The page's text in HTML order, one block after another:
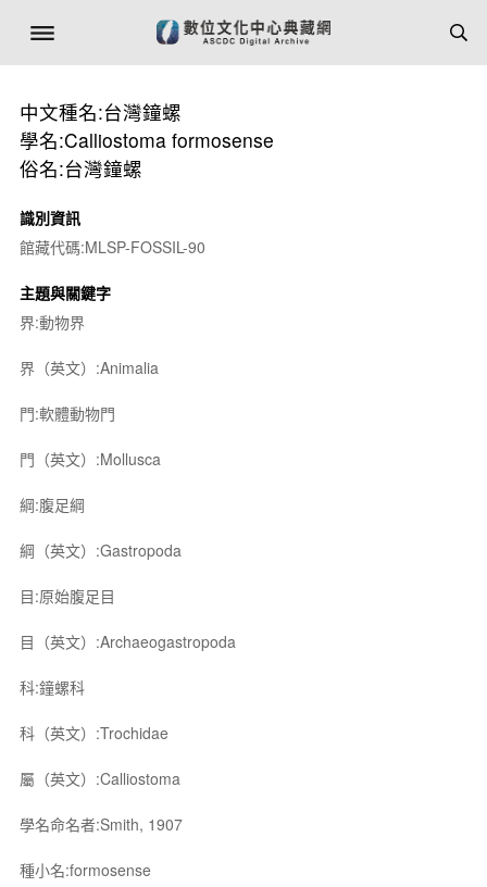
中文種名:台灣鐘螺
學名:Calliostoma formosense
俗名:台灣鐘螺
識別資訊
館藏代碼:MLSP-FOSSIL-90
主題與關鍵字
界:動物界
界（英文）:Animalia
門:軟體動物門
門（英文）:Mollusca
綱:腹足綱
綱（英文）:Gastropoda
目:原始腹足目
目（英文）:Archaeogastropoda
科:鐘螺科
科（英文）:Trochidae
屬（英文）:Calliostoma
學名命名者:Smith, 1907
種小名:formosense